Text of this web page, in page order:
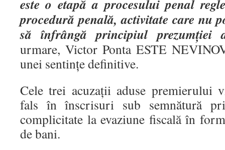
este o etapă a procesului penal
procedură penală, activitate care nu
să înfrângă principiul prezumției
urmare, Victor Ponta ESTE
unei sentințe definitive.
Cele trei acuzații aduse premierului
fals în înscrisuri sub semnătură
complicitate la evaziune fiscală în
de bani.